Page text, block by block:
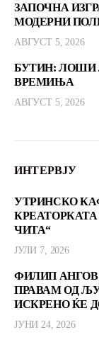
ЗАПОЧНА
МОДЕРНИ
АВГУСТ 5, 2026
БУТИН: ЛОШИ
ВРЕМИЊА
АВГУСТ 5, 2026
ИНТЕРВЈУ
УТРИНСКО
ЧИТА“
ЈУЛИ 7, 2026
ФИЛИП
ПРАВАМ ОД
ИСКРЕНО ЌЕ
ЈУНИ 24, 2026